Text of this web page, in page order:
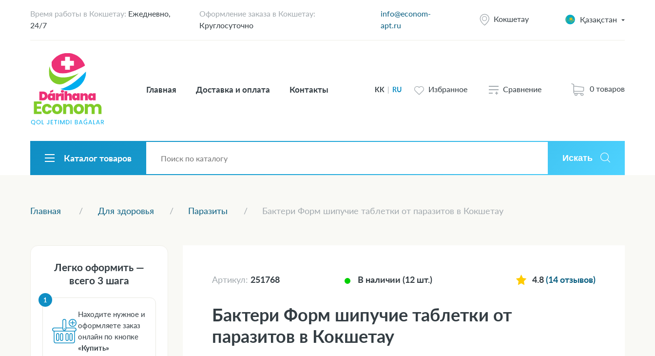
Время работы в Кокшетау: Ежедневно,
24/7
Оформление заказа в Кокшетау:
Круглосуточно
info@econom-
apt.ru
Кокшетау Қазақстан
Главная Доставка и оплата Контакты KK | RU Избранное Сравнение 0 товаров
Каталог товаров Искать
Главная Для здоровья Паразиты Бактери Форм шипучие таблетки от паразитов в Кокшетау
Артикул: 251768 В наличии (12 шт.) 4.8(14 отзывов)
Бактери Форм шипучие таблетки от
паразитов в Кокшетау
Легко оформить —
всего 3 шага
1
Находите нужное и
оформляете заказ
онлайн по кнопке
«Купить»